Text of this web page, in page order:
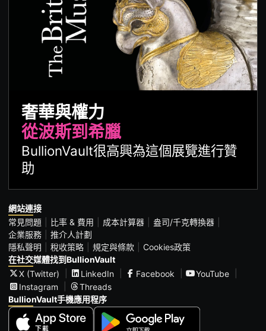
奢華與權力
從波斯到希臘
BullionVault很高興為這個展覽進行贊
助
網站連接
常見問題
比率 & 費用 成本計算器
盎司/千克轉換器
企業服務
推介人計劃
隱私聲明
稅收策略 規定與條款
Cookies政策
在社交媒體找到BullionVault
X (Twitter)
LinkedIn Facebook
YouTube
Instagram
Threads
BullionVault手機應用程序